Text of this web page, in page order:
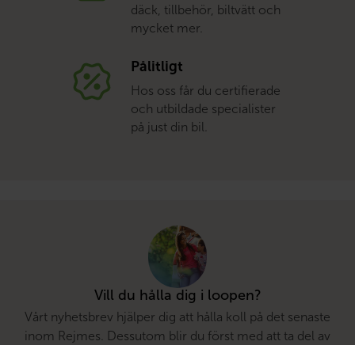
däck, tillbehör, biltvätt och
mycket mer.
Pålitligt
Hos oss får du certifierade
och utbildade specialister
på just din bil.
Vill du hålla dig i loopen?
Vårt nyhetsbrev hjälper dig att hålla koll på det senaste
inom Rejmes. Dessutom blir du först med att ta del av